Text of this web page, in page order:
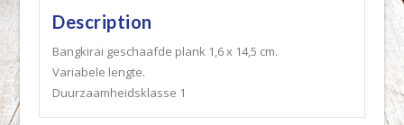
Description
Bangkirai geschaafde plank 1,6 x 14,5 cm.
Variabele lengte.
Duurzaamheidsklasse 1